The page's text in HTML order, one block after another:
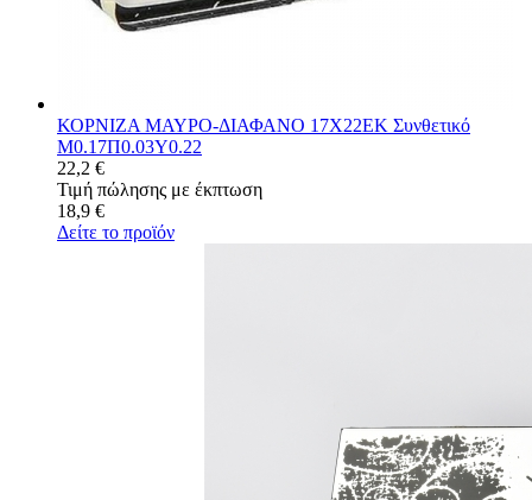
ΚΟΡΝΙΖΑ ΜΑΥΡΟ-ΔΙΑΦΑΝΟ 17Χ22ΕΚ Συνθετικό
Μ0.17Π0.03Υ0.22
22,2 €
Τιμή πώλησης με έκπτωση
18,9 €
Δείτε το προϊόν